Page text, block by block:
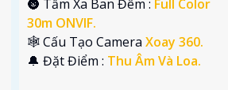
🌚 Tầm Xa Ban Đêm : Full Color
30m ONVIF.
🕸️ Cấu Tạo Camera Xoay 360.
️🔔 Đặt Điểm : Thu Âm Và Loa.